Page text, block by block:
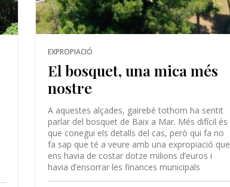
EXPROPIACIÓ
El bosquet, una mica més
nostre
A aquestes alçades, gairebé tothom ha sentit
parlar del bosquet de Baix a Mar. Més difícil és
que conegui els detalls del cas, però qui fa no
fa sap que té a veure amb una expropiació que
ens havia de costar dotze milions d’euros i
havia d’ensorrar les finances municipals